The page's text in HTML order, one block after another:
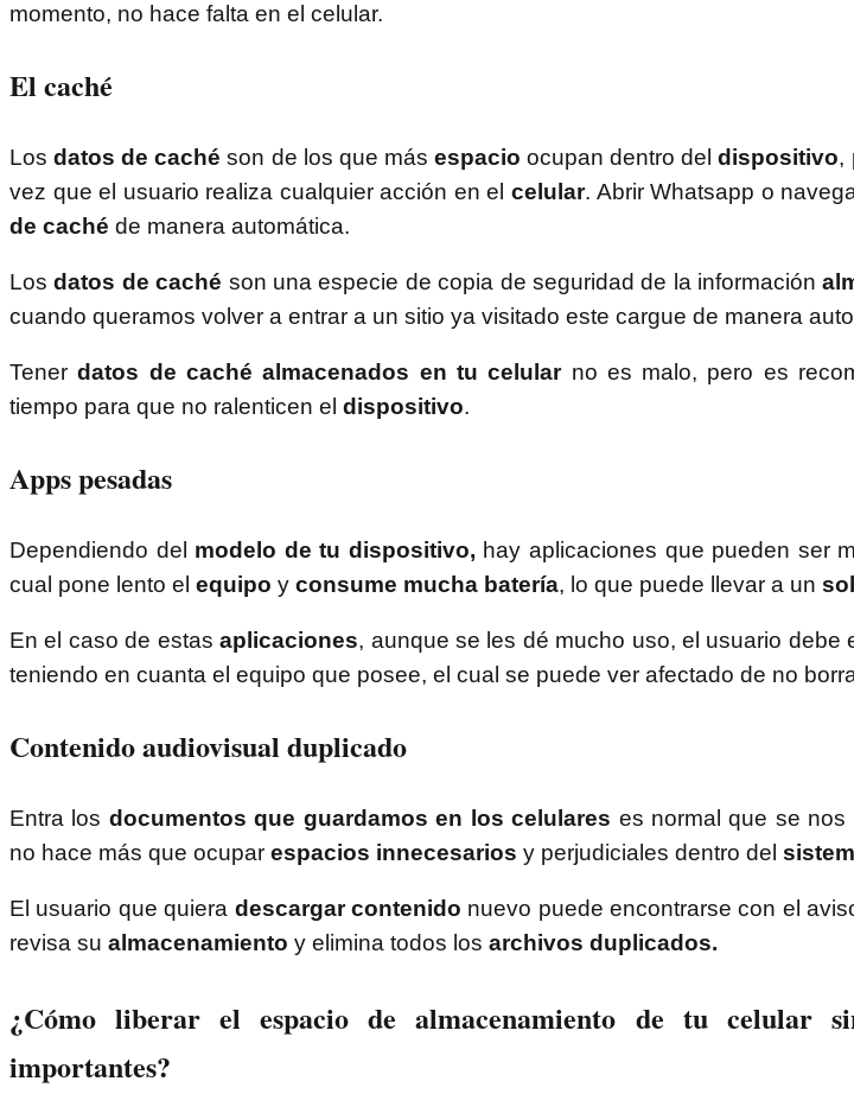
momento, no hace falta en el celular.
El caché
Losdatos de caché son de los que másespacio ocupan dentro deldispositivo,
vez que el usuario realiza cualquier acción en el celular. Abrir Whatsapp o
de caché de manera automática.
Losdatos de caché son una especie de copia de seguridad de la información
cuando queramos volver a entrar a un sitio ya visitado este cargue de manera
Tenerdatos de caché almacenados en tu celular no es malo, pero es
tiempo para que no ralenticen el dispositivo.
Apps pesadas
Dependiendo del modelo de tu dispositivo, hay aplicaciones que pueden ser
cual pone lento el equipo y consume mucha batería, lo que puede llevar a un
En el caso de estasaplicaciones, aunque se les dé mucho uso, el usuario debe
teniendo en cuanta el equipo que posee, el cual se puede ver afectado de no
Contenido audiovisual duplicado
Entra los documentos que guardamos en los celulares es normal que se
no hace más que ocupar espacios innecesarios y perjudiciales dentro del
El usuario que quiera descargar contenido nuevo puede encontrarse con el
revisa su almacenamiento y elimina todos los archivos duplicados.
¿Cómo liberar el espacio de almacenamiento de tu celular
importantes?